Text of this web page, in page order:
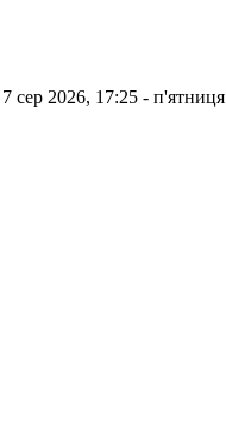
сер 2026, 17:25 - п'ятниця